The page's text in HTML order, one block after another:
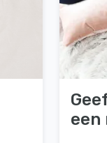
een